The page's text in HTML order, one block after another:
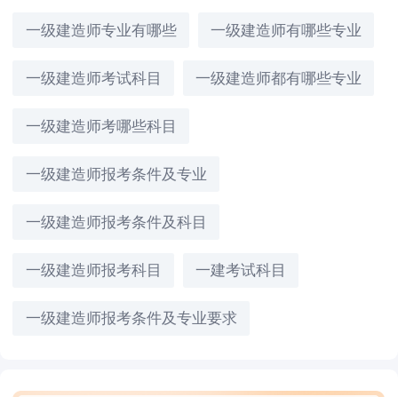
一级建造师专业有哪些 一级建造师有哪些专业
一级建造师考试科目 一级建造师都有哪些专业
一级建造师考哪些科目
一级建造师报考条件及专业
一级建造师报考条件及科目
一级建造师报考科目 一建考试科目
一级建造师报考条件及专业要求